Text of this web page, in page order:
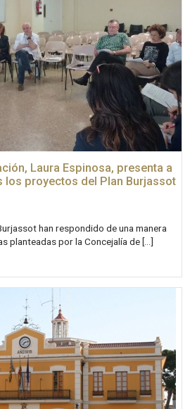
Laura Espinosa, presenta a
los proyectos del Plan Burjassot
han respondido de una manera
planteadas por la Concejalía de […]